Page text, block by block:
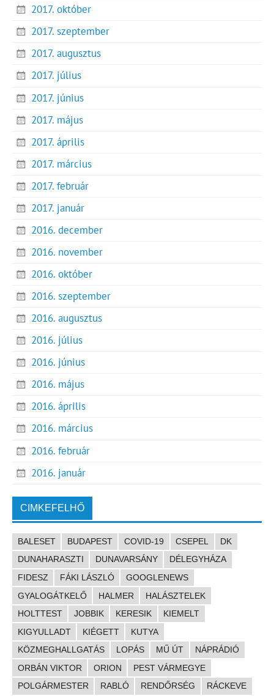
2017. október
2017. szeptember
2017. augusztus
2017. július
2017. június
2017. május
2017. április
2017. március
2017. február
2017. január
2016. december
2016. november
2016. október
2016. szeptember
2016. augusztus
2016. július
2016. június
2016. május
2016. április
2016. március
2016. február
2016. január
CIMKEFELHŐ
BALESET BUDAPEST COVID-19 CSEPEL
DK
DUNAHARASZTI
DUNAVARSÁNY
DÉLEGYHÁZA
FIDESZ
FÁKI LÁSZLÓ
GOOGLENEWS
GYALOGÁTKELŐ
HALMER
HALÁSZTELEK
HOLTTEST
JOBBIK KERESIK
KIEMELT
KIGYULLADT
KIÉGETT
KUTYA
KÖZMEGHALLGATÁS
LOPÁS MŰ ÚT
NÁPRÁDIÓ
ORBÁN VIKTOR
ORION
PEST VÁRMEGYE
POLGÁRMESTER
RABLÓ RENDŐRSÉG RÁCKEVE